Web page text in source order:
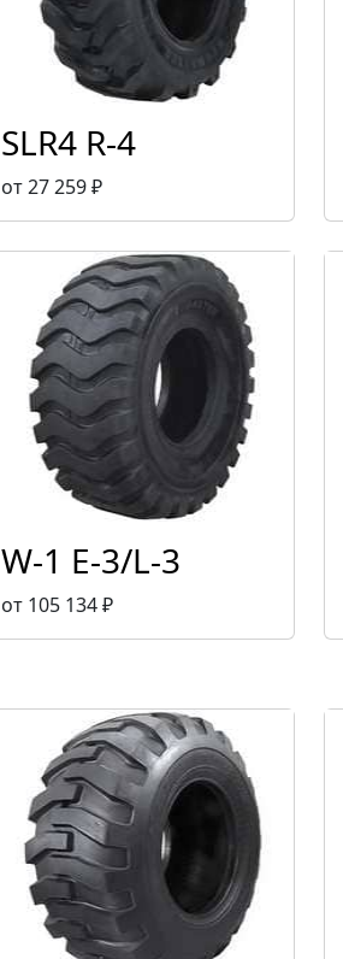
SLR4 R-4
от 27 259 ₽
W-1 E-3/L-3
от 105 134 ₽